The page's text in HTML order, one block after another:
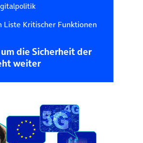
Liste Kritischer Funktionen
die Sicherheit der
weiter